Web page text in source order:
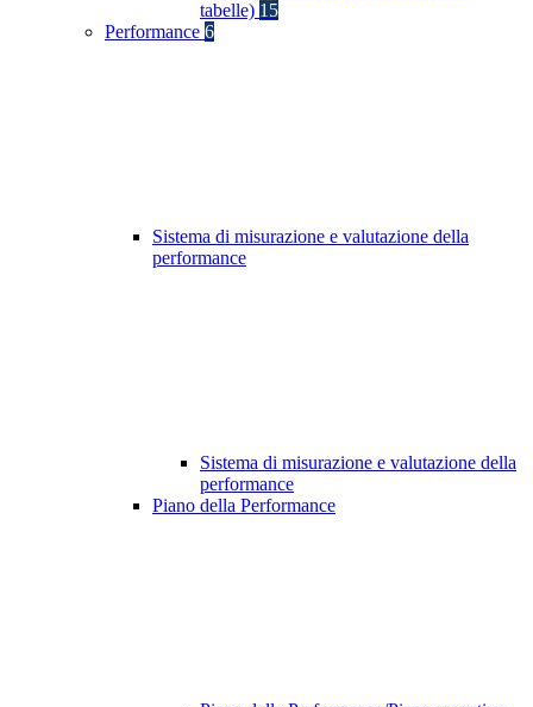
tabelle) 15
Performance 6
Sistema di misurazione e valutazione della
performance
Sistema di misurazione e valutazione della
performance
Piano della Performance